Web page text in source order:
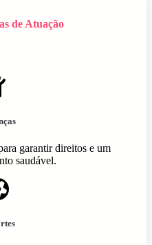
de Atuação
garantir direitos e um
saudável.